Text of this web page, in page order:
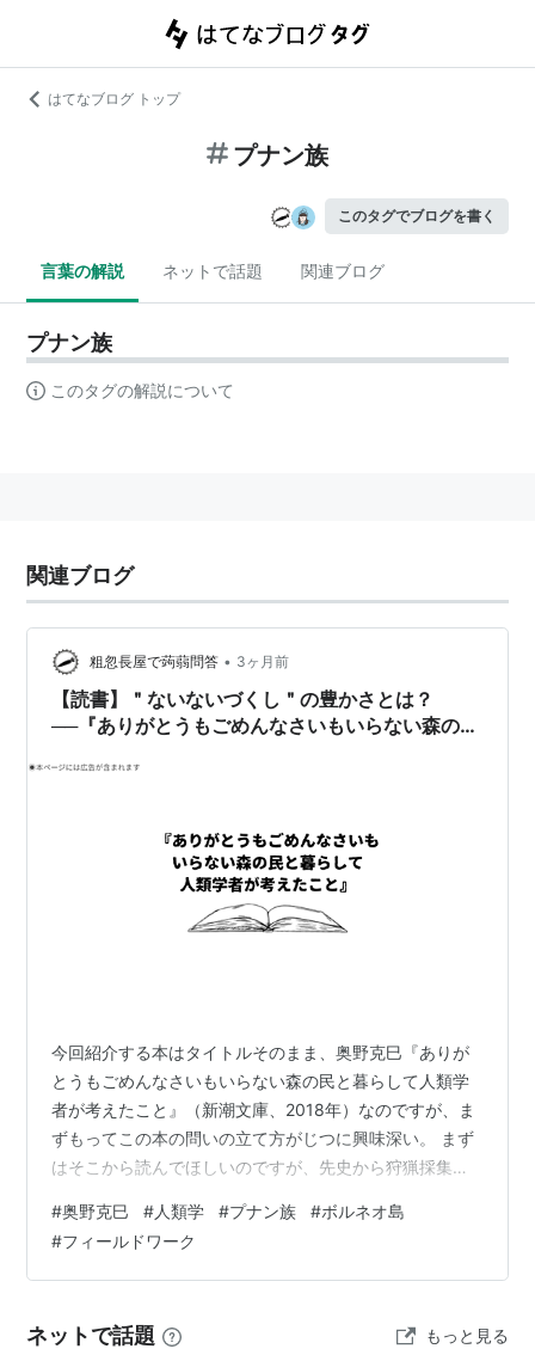
はてなブログ トップ
プナン族
このタグでブログを書く
言葉の解説 ネットで話題 関連ブログ
プナン族
このタグの解説について
関連ブログ
粗忽長屋で蒟蒻問答 • 3ヶ月前
【読書】＂ないないづくし＂の豊かさとは？
──『ありがとうもごめんなさいもいらない森の民
今回紹介する本はタイトルそのまま、奥野克巳『ありが
とうもごめんなさいもいらない森の民と暮らして人類学
者が考えたこと』（新潮文庫、2018年）なのですが、ま
ずもってこの本の問いの立て方がじつに興味深い。 まず
はそこから読んでほしいのですが、先史から狩猟採集社
プナンのもとでフィールドワークしてきた著者が、定住
農耕社会を前提とするわれわれの現代社会とはあきらか
に異質な彼らの発想、考え方、通念に触れて驚き、われ
の生活態度に振りまわされながらも、そのなかにさまざ
#奥野克巳 #人類学 #プナン族 #ボルネオ島
#フィールドワーク
ネットで話題 もっと見る